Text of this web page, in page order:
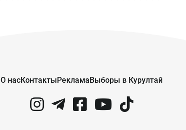
Вчера 15:43
Государственный пакет ERG
О насКонтактыРекламаВыборы в Курултай